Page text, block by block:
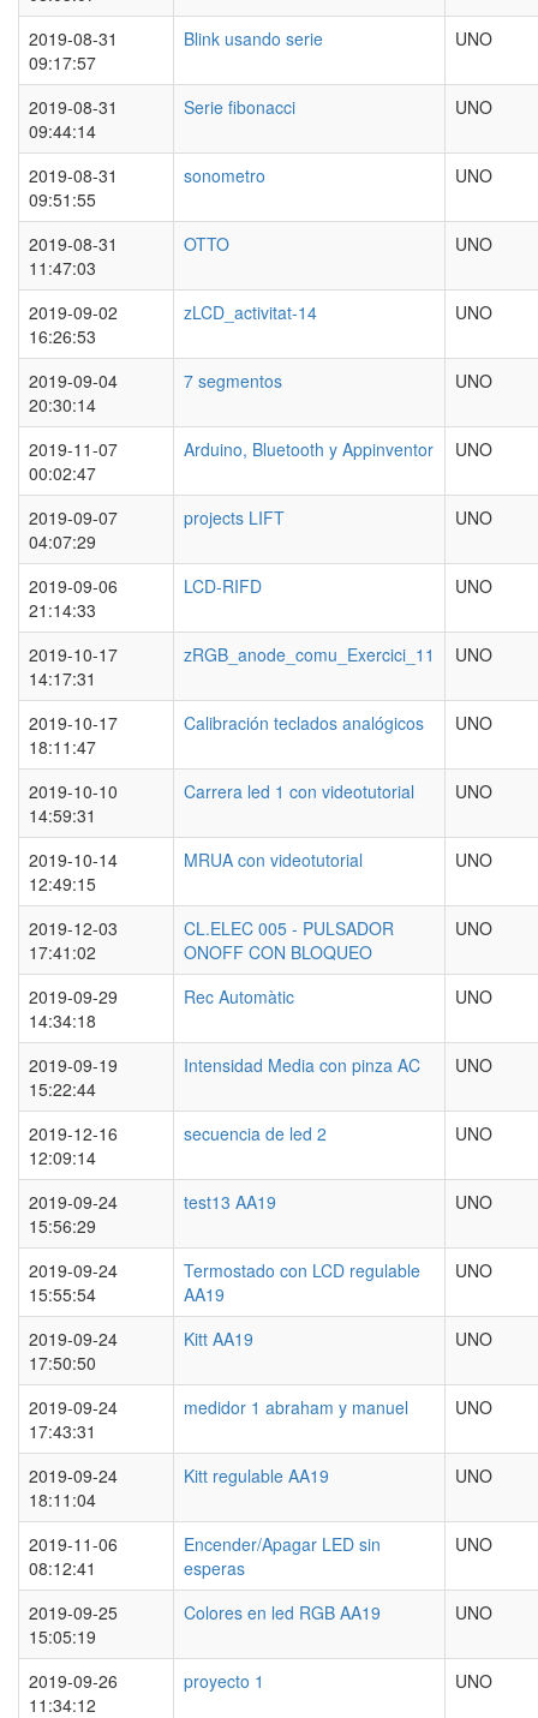
2019-08-31
09:17:57
Blink usando serie UNO
2019-08-31
09:44:14
Serie fibonacci UNO
2019-08-31
09:51:55
sonometro UNO
2019-08-31
11:47:03
OTTO UNO
2019-09-02
16:26:53
zLCD_activitat-14 UNO
2019-09-04
20:30:14
7 segmentos UNO
2019-11-07
00:02:47
Arduino, Bluetooth y Appinventor UNO
2019-09-07
04:07:29
projects LIFT UNO
2019-09-06
21:14:33
LCD-RIFD UNO
2019-10-17
14:17:31
zRGB_anode_comu_Exercici_11 UNO
2019-10-17
18:11:47
Calibración teclados analógicos UNO
2019-10-10
14:59:31
Carrera led 1 con videotutorial UNO
2019-10-14
12:49:15
MRUA con videotutorial UNO
2019-12-03
17:41:02
CL.ELEC 005 - PULSADOR
ONOFF CON BLOQUEO
UNO
2019-09-29
14:34:18
Rec Automàtic UNO
2019-09-19
15:22:44
Intensidad Media con pinza AC UNO
2019-12-16
12:09:14
secuencia de led 2 UNO
2019-09-24
15:56:29
test13 AA19 UNO
2019-09-24
15:55:54
Termostado con LCD regulable
AA19
UNO
2019-09-24
17:50:50
Kitt AA19 UNO
2019-09-24
17:43:31
medidor 1 abraham y manuel UNO
2019-09-24
18:11:04
Kitt regulable AA19 UNO
2019-11-06
08:12:41
Encender/Apagar LED sin
esperas
UNO
2019-09-25
15:05:19
Colores en led RGB AA19 UNO
2019-09-26
11:34:12
proyecto 1 UNO